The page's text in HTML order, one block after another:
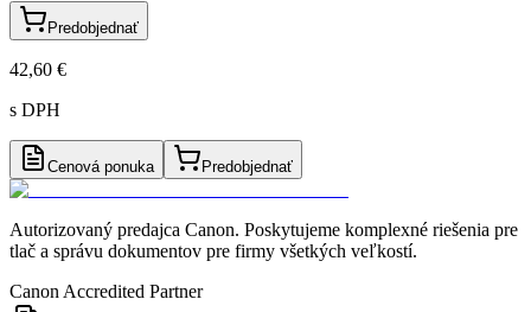
Predobjednať
42,60 €
s DPH
Cenová ponuka Predobjednať
Autorizovaný predajca Canon. Poskytujeme komplexné riešenia pre
tlač a správu dokumentov pre firmy všetkých veľkostí.
Canon Accredited Partner